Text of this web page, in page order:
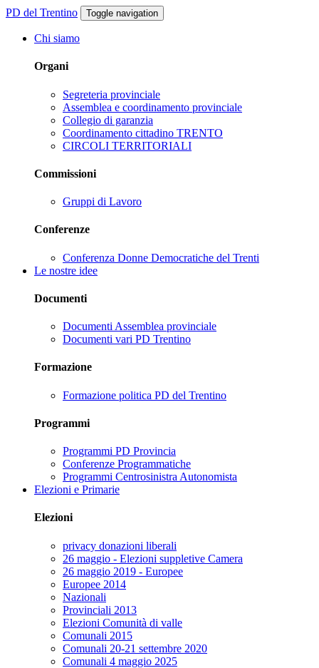
PD del Trentino Toggle navigation
Chi siamo
Organi
Segreteria provinciale
Assemblea e coordinamento provinciale
Collegio di garanzia
Coordinamento cittadino TRENTO
CIRCOLI TERRITORIALI
Commissioni
Gruppi di Lavoro
Conferenze
Conferenza Donne Democratiche del Trenti
Le nostre idee
Documenti
Documenti Assemblea provinciale
Documenti vari PD Trentino
Formazione
Formazione politica PD del Trentino
Programmi
Programmi PD Provincia
Conferenze Programmatiche
Programmi Centrosinistra Autonomista
Elezioni e Primarie
Elezioni
privacy donazioni liberali
26 maggio - Elezioni suppletive Camera
26 maggio 2019 - Europee
Europee 2014
Nazionali
Provinciali 2013
Elezioni Comunità di valle
Comunali 2015
Comunali 20-21 settembre 2020
Comunali 4 maggio 2025